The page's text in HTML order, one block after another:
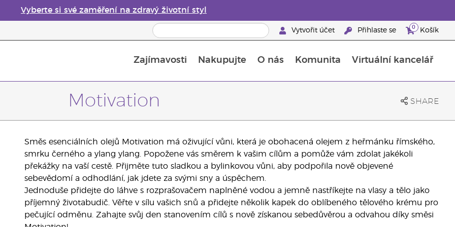
Vyberte si své zaměření na zdravý životní styl
Vytvořit účet Přihlaste se 0 Košík
Zajímavosti Nakupujte O nás Komunita Virtuální kancelář
Motivation SHARE
Směs esenciálních olejů Motivation má oživující vůni, která je obohacená olejem z heřmánku římského,
smrku černého a ylang ylang. Popožene vás směrem k vašim cílům a pomůže vám zdolat jakékoli
překážky na vaší cestě. Přijměte tuto sladkou a bylinkovou vůni, aby podpořila nově objevené
sebevědomí a odhodlání, jak jdete za svými sny a úspěchem.
Jednoduše přidejte do láhve s rozprašovačem naplněné vodou a jemně nastříkejte na vlasy a tělo jako
příjemný životabudič. Věřte v sílu vašich snů a přidejte několik kapek do oblíbeného tělového krému pro
pečující odměnu. Zahajte svůj den stanovením cílů s nově získanou sebedůvěrou a odvahou díky směsi